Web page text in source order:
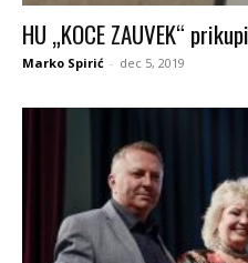
HU „KOCE ZAUVEK“
Marko Spirić - dec 5, 2019